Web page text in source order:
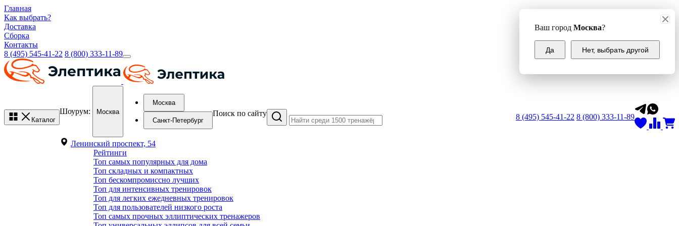
Ваш город Москва?
Да Нет, выбрать другой
Главная
Как выбрать?
Доставка
Сборка
Контакты
8 (495) 545-41-22 8 (800) 333-11-89
Каталог
Шоурум: Москва
Москва
Санкт-Петербург
Ленинский проспект, 54
Поиск по сайту 8 (495) 545-41-22 8 (800) 333-11-89
Рейтинги
Топ самых популярных для дома
Топ складных и компактных
Топ бескомпромиссно лучших
Топ для интенсивных тренировок
Топ для легких ежедневных тренировок
Топ для пользователей низкого роста
Топ самых прочных эллиптических тренажеров